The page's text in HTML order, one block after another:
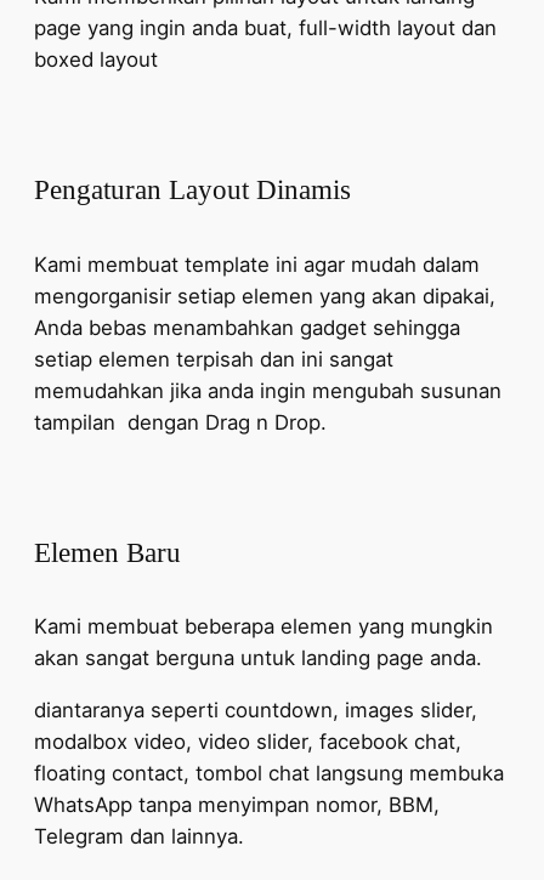
page yang ingin anda buat, full-width layout dan
boxed layout
Pengaturan Layout Dinamis
Kami membuat template ini agar mudah dalam
mengorganisir setiap elemen yang akan dipakai,
Anda bebas menambahkan gadget sehingga
setiap elemen terpisah dan ini sangat
memudahkan jika anda ingin mengubah susunan
tampilan dengan Drag n Drop.
Elemen Baru
Kami membuat beberapa elemen yang mungkin
akan sangat berguna untuk landing page anda.
diantaranya seperti countdown, images slider,
modalbox video, video slider, facebook chat,
floating contact, tombol chat langsung membuka
WhatsApp tanpa menyimpan nomor, BBM,
Telegram dan lainnya.